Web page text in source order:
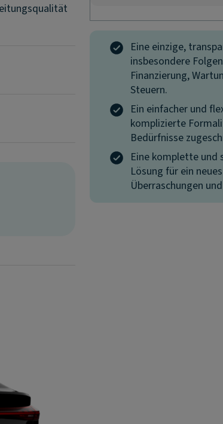
Eine einzige,
insbesondere
Finanzierung,
Steuern.
Ein einfacher und
komplizierte
Bedürfnisse
Eine komplette und
Lösung für ein
Überraschungen